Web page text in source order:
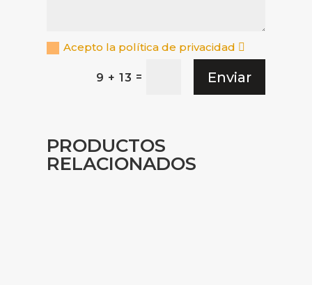
Acepto la política de privacidad
9 + 13 = Enviar
PRODUCTOS
RELACIONADOS